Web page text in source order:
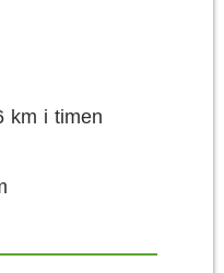
km i timen